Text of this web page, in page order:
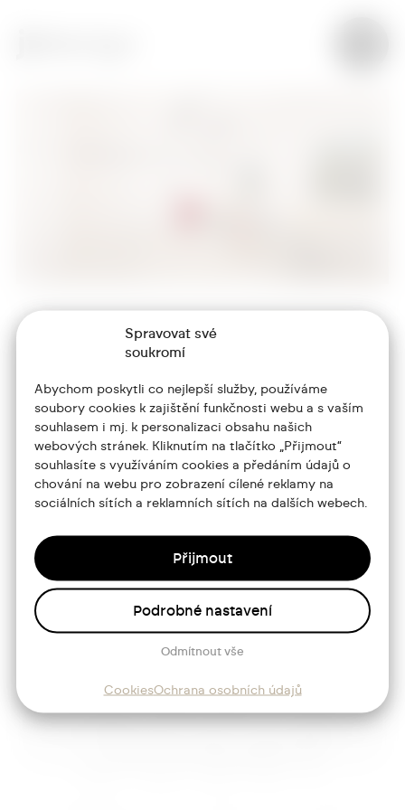
Spravovat své
soukromí
Abychom poskytli co nejlepší služby, používáme
soubory cookies k zajištění funkčnosti webu a s vaším
souhlasem i mj. k personalizaci obsahu našich
webových stránek. Kliknutím na tlačítko „Přijmout“
souhlasíte s využíváním cookies a předáním údajů o
chování na webu pro zobrazení cílené reklamy na
sociálních sítích a reklamních sítích na dalších webech.
Přijmout
Odmítnout vše
Podrobné nastavení
CookiesOchrana osobních údajů
Portfolio
O mně
Služby
Blog
Kontakt
+420 773 986 416
jtdesign@joseftrakal.cz
Sledujte mě
Josef